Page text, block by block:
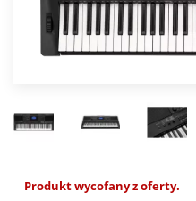
Produkt wycofany z oferty.